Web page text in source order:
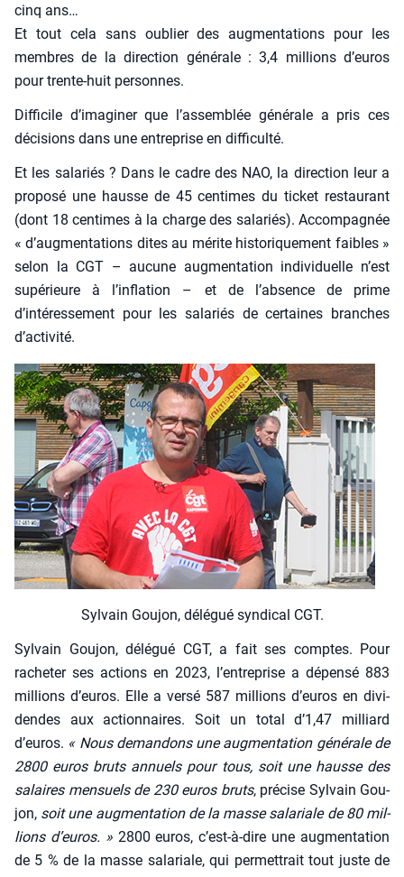
cinq ans…
Et tout cela sans oublier des aug­men­ta­tions pour les
membres de la direc­tion géné­rale : 3,4 mil­lions d’euros
pour trente-huit per­sonnes.
Dif­fi­cile d’imaginer que l’assemblée géné­rale a pris ces
déci­sions dans une entre­prise en dif­fi­cul­té.
Et les sala­riés ? Dans le cadre des NAO, la direc­tion leur a
pro­po­sé une hausse de 45 cen­times du ticket res­tau­rant
(dont 18 cen­times à la charge des sala­riés). Accom­pa­gnée
« d’augmentations dites au mérite his­to­ri­que­ment faibles »
selon la CGT – aucune aug­men­ta­tion indi­vi­duelle n’est
supé­rieure à l’inflation – et de l’absence de prime
d’intéressement pour les sala­riés de cer­taines branches
d’activité.
Syl­vain Gou­jon, délé­gué syn­di­cal CGT.
Syl­vain Gou­jon, délé­gué CGT, a fait ses comptes. Pour
rache­ter ses actions en 2023, l’entreprise a dépen­sé 883
mil­lions d’euros. Elle a ver­sé 587 mil­lions d’euros en divi­
dendes aux action­naires. Soit un total d’1,47 mil­liard
d’euros. « Nous deman­dons une aug­men­ta­tion géné­rale de
2800 euros bruts annuels pour tous, soit une hausse des
salaires men­suels de 230 euros bruts, pré­cise Syl­vain Gou­
jon, soit une aug­men­ta­tion de la masse sala­riale de 80 mil­
lions d’euros. »2800 euros, c’est-à-dire une aug­men­ta­tion
de 5 % de la masse sala­riale, qui per­met­trait tout juste de